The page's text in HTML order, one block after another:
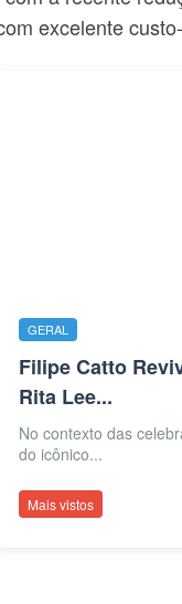
excelente
GERAL
Filipe Catto
Rita Lee...
No contexto das
do icônico...
Mais vistos